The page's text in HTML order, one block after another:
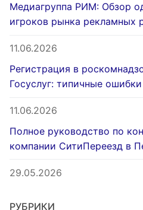
Медиагруппа РИМ: Обзор
игроков рынка рекламных
11.06.2026
Регистрация в
Госуслуг: типичные
11.06.2026
Полное руководство по
компании СитиПереезд в
29.05.2026
РУБРИКИ